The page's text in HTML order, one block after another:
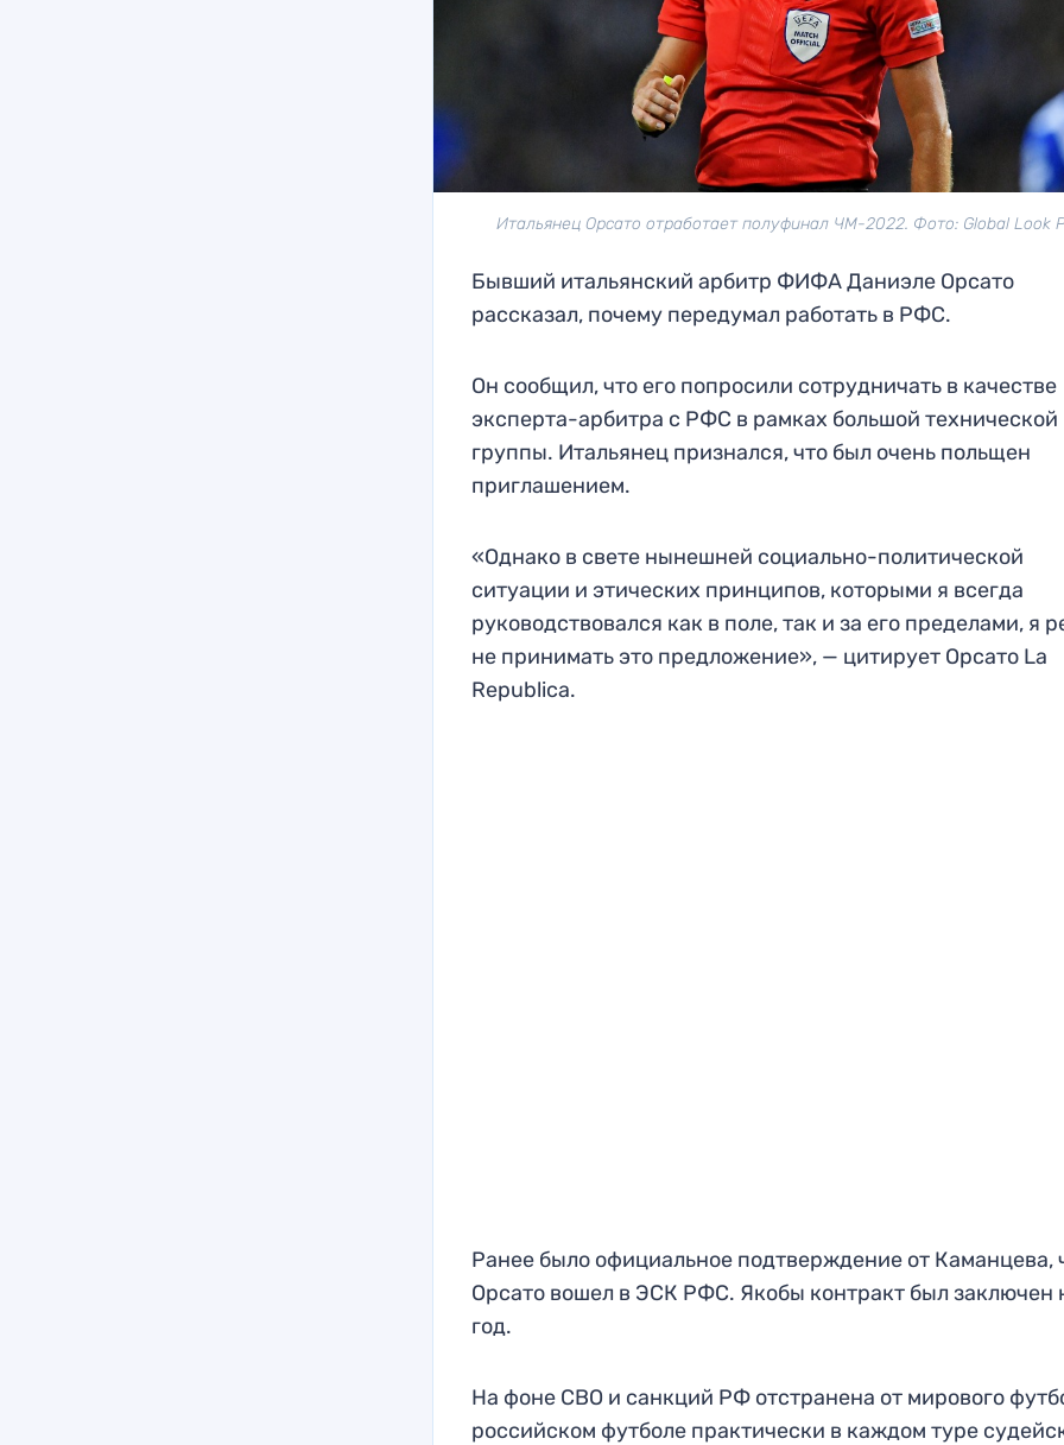
Итальянец Орсато отработает полуфинал ЧМ-2022. Фото: Global Look
Бывший итальянский арбитр ФИФА Даниэле Орсато
рассказал, почему передумал работать в РФС.
Он сообщил, что его попросили сотрудничать в качестве
эксперта-арбитра с РФС в рамках большой технической
группы. Итальянец признался, что был очень польщен
приглашением.
«Однако в свете нынешней социально-политической
ситуации и этических принципов, которыми я всегда
руководствовался как в поле, так и за его пределами, я
не принимать это предложение», — цитирует Орсато La
Republica.
Ранее было официальное подтверждение от Каманцева,
Орсато вошел в ЭСК РФС. Якобы контракт был заключен
год.
На фоне СВО и санкций РФ отстранена от мирового
российском футболе практически в каждом туре